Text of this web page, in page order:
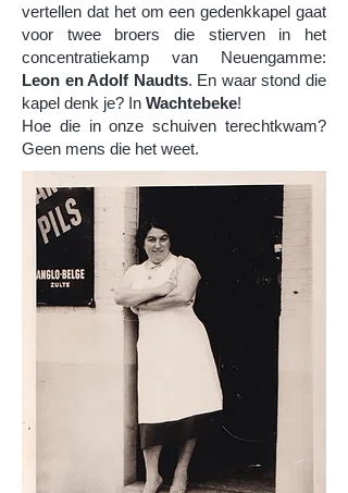
vertellen dat het om een gedenkkapel gaat
voor twee broers die stierven in het
concentratiekamp van Neuengamme:
Leon en Adolf Naudts. En waar stond die
kapel denk je? In Wachtebeke!
Hoe die in onze schuiven terechtkwam?
Geen mens die het weet.